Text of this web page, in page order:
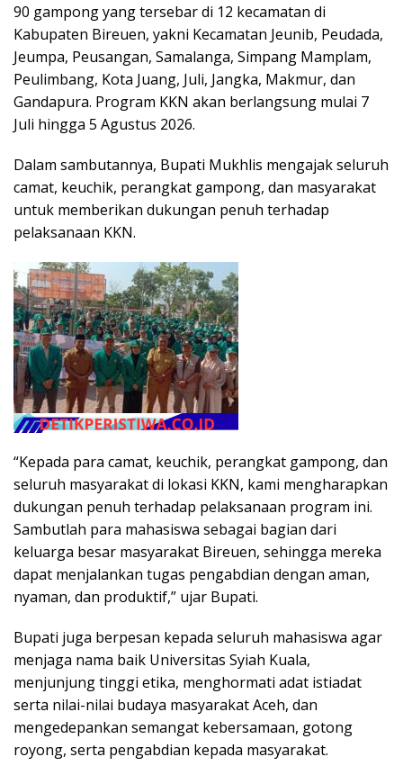
90 gampong yang tersebar di 12 kecamatan di
Kabupaten Bireuen, yakni Kecamatan Jeunib, Peudada,
Jeumpa, Peusangan, Samalanga, Simpang Mamplam,
Peulimbang, Kota Juang, Juli, Jangka, Makmur, dan
Gandapura. Program KKN akan berlangsung mulai 7
Juli hingga 5 Agustus 2026.
Dalam sambutannya, Bupati Mukhlis mengajak seluruh
camat, keuchik, perangkat gampong, dan masyarakat
untuk memberikan dukungan penuh terhadap
pelaksanaan KKN.
“Kepada para camat, keuchik, perangkat gampong, dan
seluruh masyarakat di lokasi KKN, kami mengharapkan
dukungan penuh terhadap pelaksanaan program ini.
Sambutlah para mahasiswa sebagai bagian dari
keluarga besar masyarakat Bireuen, sehingga mereka
dapat menjalankan tugas pengabdian dengan aman,
nyaman, dan produktif,” ujar Bupati.
Bupati juga berpesan kepada seluruh mahasiswa agar
menjaga nama baik Universitas Syiah Kuala,
menjunjung tinggi etika, menghormati adat istiadat
serta nilai-nilai budaya masyarakat Aceh, dan
mengedepankan semangat kebersamaan, gotong
royong, serta pengabdian kepada masyarakat.